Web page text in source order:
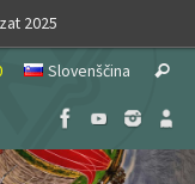
2025
Slovenščina Search